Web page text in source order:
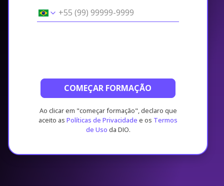
COMEÇAR FORMAÇÃO
Ao clicar em "começar formação", declaro que
aceito as Políticas de Privacidade e os Termos
de Uso da DIO.